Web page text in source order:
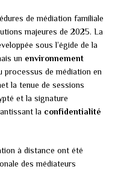
de médiation familiale
majeures de 2025. La
sous l’égide de la
un environnement
processus de médiation en
la tenue de sessions
et la signature
la confidentialité
à distance ont été
des médiateurs